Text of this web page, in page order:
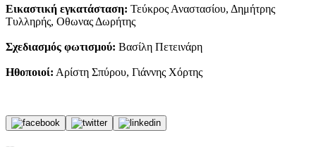
Εικαστική εγκατάσταση: Τεύκρος Αναστασίου, Δημήτρης
Τυλληρής, Οθωνας Δωρήτης
Σχεδιασμός φωτισμού: Βασίλη Πετεινάρη
Ηθοποιοί: Αρίστη Σπύρου, Γιάννης Χόρτης